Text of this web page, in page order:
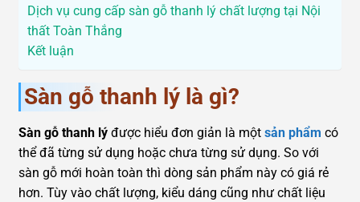
Dịch vụ cung cấp sàn gỗ thanh lý chất lượng tại Nội
thất Toàn Thắng
Kết luận
Sàn gỗ thanh lý là gì?
Sàn gỗ thanh lý được hiểu đơn giản là một sản phẩm có
thể đã từng sử dụng hoặc chưa từng sử dụng. So với
sàn gỗ mới hoàn toàn thì dòng sản phẩm này có giá rẻ
hơn. Tùy vào chất lượng, kiểu dáng cũng như chất liệu